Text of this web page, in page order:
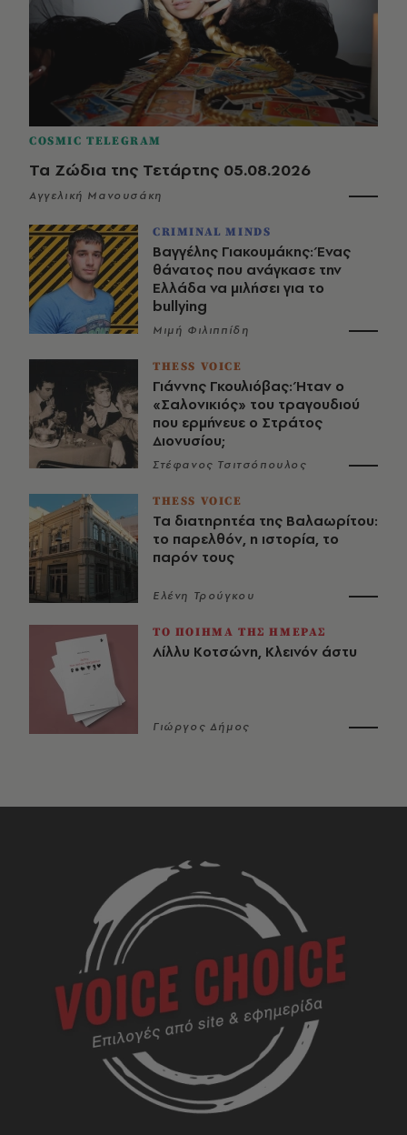
COSMIC TELEGRAM
Τα Ζώδια της Τετάρτης 05.08.2026
Αγγελική Μανουσάκη
CRIMINAL MINDS
Βαγγέλης Γιακουμάκης: Ένας
θάνατος που ανάγκασε την
Ελλάδα να μιλήσει για το
bullying
Μιμή Φιλιππίδη
THESS VOICE
Γιάννης Γκουλιόβας: Ήταν ο
«Σαλονικιός» του τραγουδιού
που ερμήνευε ο Στράτος
Διονυσίου;
Στέφανος Τσιτσόπουλος
THESS VOICE
Τα διατηρητέα της Βαλαωρίτου:
το παρελθόν, η ιστορία, το
παρόν τους
Ελένη Τρούγκου
ΤΟ ΠΟΙΗΜΑ ΤΗΣ ΗΜΕΡΑΣ
Λίλλυ Κοτσώνη, Κλεινόν άστυ
Γιώργος Δήμος